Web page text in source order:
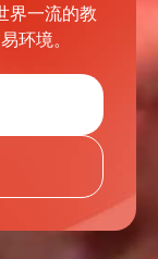
界一流的教
环境。